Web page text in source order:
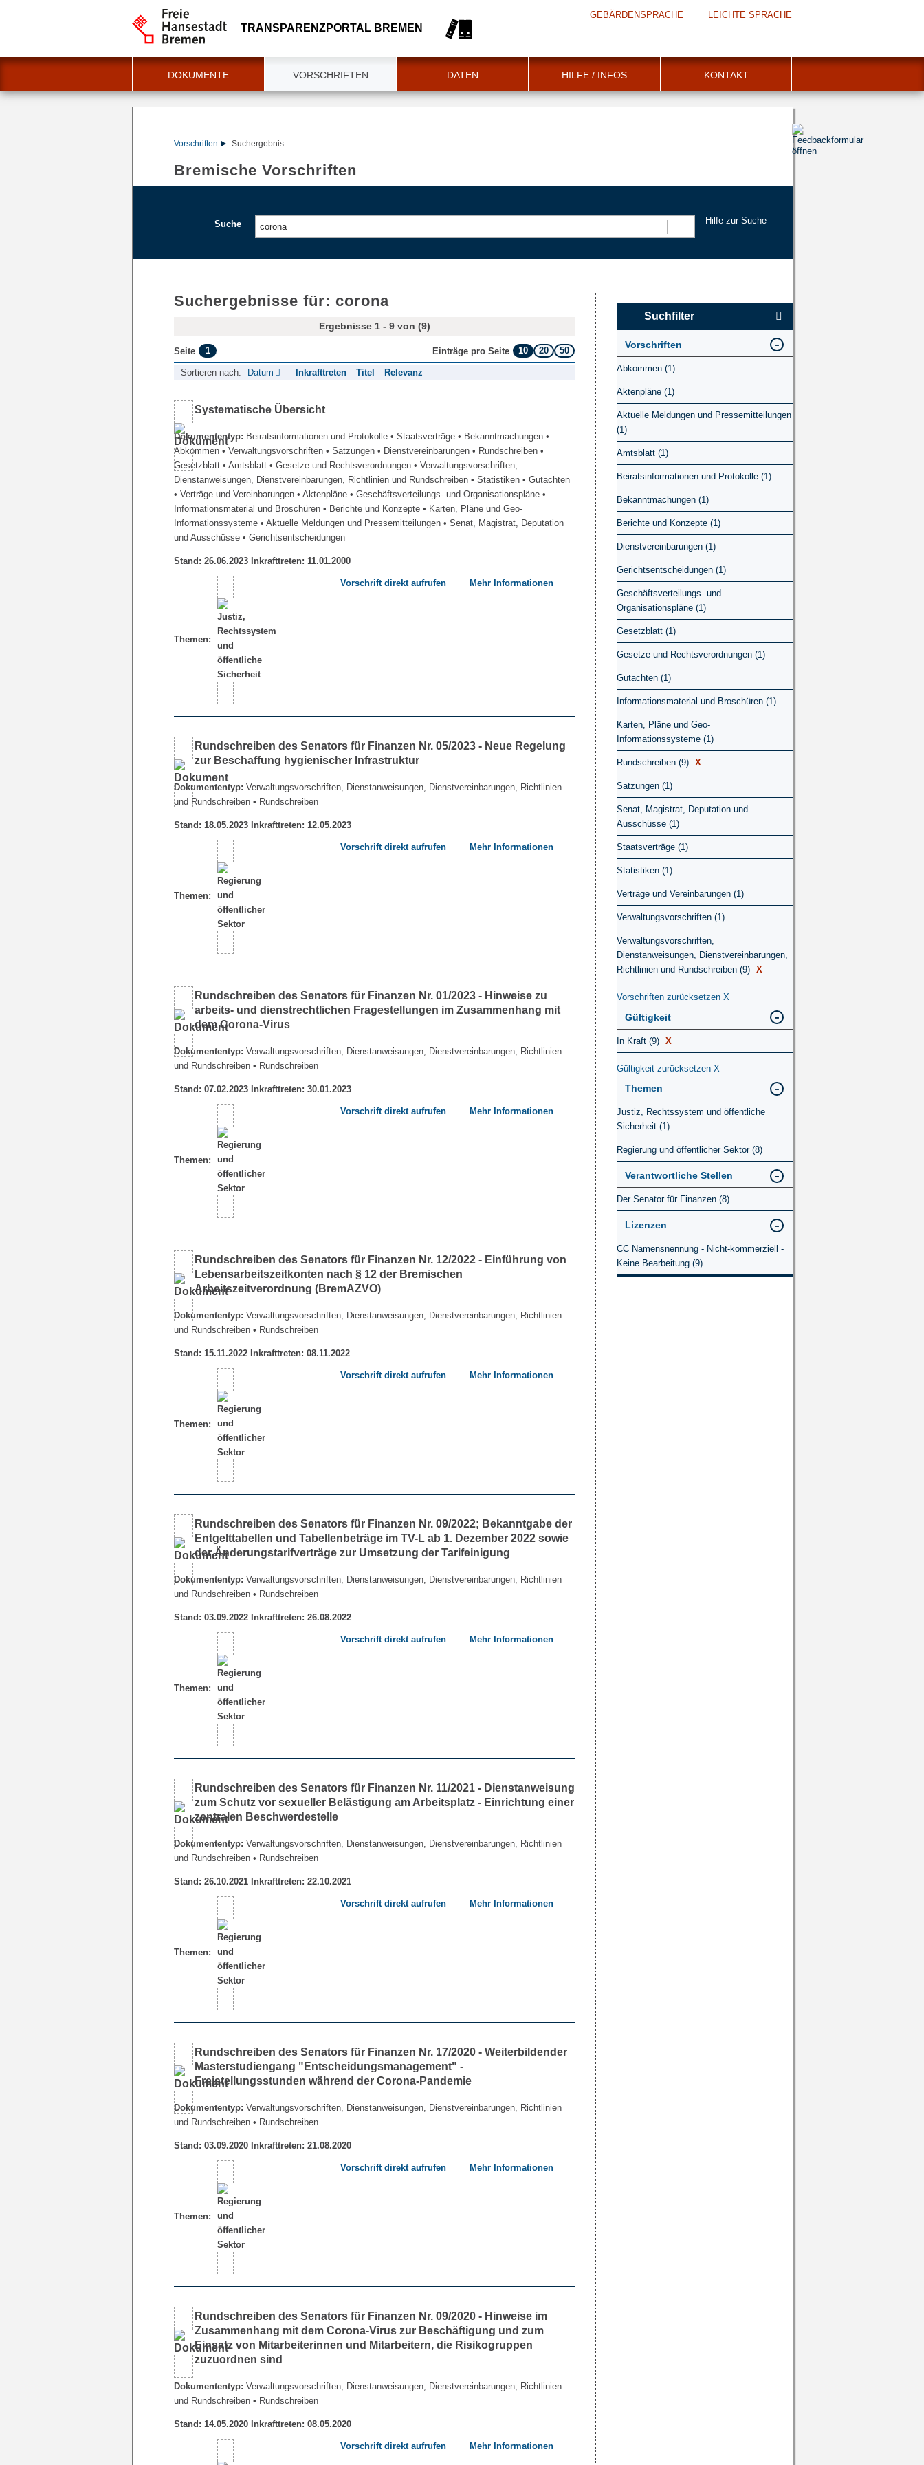
TRANSPARENZPORTAL BREMEN
GEBÄRDENSPRACHE LEICHTE SPRACHE
DOKUMENTE VORSCHRIFTEN DATEN HILFE / INFOS KONTAKT
Vorschriften Suchergebnis
Bremische Vorschriften
Suche
Hilfe zur Suche
Suchergebnisse für: corona
Ergebnisse 1 - 9 von (9)
Seite 1 Einträge pro Seite 10 20 50
Sortieren nach: Datum Inkrafttreten Titel Relevanz
Systematische Übersicht
Dokumententyp: Beiratsinformationen und Protokolle • Staatsverträge • Bekanntmachungen •
Abkommen • Verwaltungsvorschriften • Satzungen • Dienstvereinbarungen • Rundschreiben •
Gesetzblatt • Amtsblatt • Gesetze und Rechtsverordnungen • Verwaltungsvorschriften,
Dienstanweisungen, Dienstvereinbarungen, Richtlinien und Rundschreiben • Statistiken • Gutachten
• Verträge und Vereinbarungen • Aktenpläne • Geschäftsverteilungs- und Organisationspläne •
Informationsmaterial und Broschüren • Berichte und Konzepte • Karten, Pläne und Geo-
Informationssysteme • Aktuelle Meldungen und Pressemitteilungen • Senat, Magistrat, Deputation
und Ausschüsse • Gerichtsentscheidungen
Stand: 26.06.2023 Inkrafttreten: 11.01.2000
Themen:
Vorschrift direkt aufrufen Mehr Informationen
Rundschreiben des Senators für Finanzen Nr. 05/2023 - Neue Regelung
zur Beschaffung hygienischer Infrastruktur
Dokumententyp: Verwaltungsvorschriften, Dienstanweisungen, Dienstvereinbarungen, Richtlinien
und Rundschreiben • Rundschreiben
Stand: 18.05.2023 Inkrafttreten: 12.05.2023
Themen:
Vorschrift direkt aufrufen Mehr Informationen
Rundschreiben des Senators für Finanzen Nr. 01/2023 - Hinweise zu
arbeits- und dienstrechtlichen Fragestellungen im Zusammenhang mit
dem Corona-Virus
Dokumententyp: Verwaltungsvorschriften, Dienstanweisungen, Dienstvereinbarungen, Richtlinien
und Rundschreiben • Rundschreiben
Stand: 07.02.2023 Inkrafttreten: 30.01.2023
Themen:
Vorschrift direkt aufrufen Mehr Informationen
Rundschreiben des Senators für Finanzen Nr. 12/2022 - Einführung von
Lebensarbeitszeitkonten nach § 12 der Bremischen
Arbeitszeitverordnung (BremAZVO)
Dokumententyp: Verwaltungsvorschriften, Dienstanweisungen, Dienstvereinbarungen, Richtlinien
und Rundschreiben • Rundschreiben
Stand: 15.11.2022 Inkrafttreten: 08.11.2022
Themen:
Vorschrift direkt aufrufen Mehr Informationen
Rundschreiben des Senators für Finanzen Nr. 09/2022; Bekanntgabe der
Entgelttabellen und Tabellenbeträge im TV-L ab 1. Dezember 2022 sowie
der Änderungstarifverträge zur Umsetzung der Tarifeinigung
Dokumententyp: Verwaltungsvorschriften, Dienstanweisungen, Dienstvereinbarungen, Richtlinien
und Rundschreiben • Rundschreiben
Stand: 03.09.2022 Inkrafttreten: 26.08.2022
Themen:
Vorschrift direkt aufrufen Mehr Informationen
Rundschreiben des Senators für Finanzen Nr. 11/2021 - Dienstanweisung
zum Schutz vor sexueller Belästigung am Arbeitsplatz - Einrichtung einer
zentralen Beschwerdestelle
Dokumententyp: Verwaltungsvorschriften, Dienstanweisungen, Dienstvereinbarungen, Richtlinien
und Rundschreiben • Rundschreiben
Stand: 26.10.2021 Inkrafttreten: 22.10.2021
Themen:
Vorschrift direkt aufrufen Mehr Informationen
Rundschreiben des Senators für Finanzen Nr. 17/2020 - Weiterbildender
Masterstudiengang "Entscheidungsmanagement" -
Freistellungsstunden während der Corona-Pandemie
Dokumententyp: Verwaltungsvorschriften, Dienstanweisungen, Dienstvereinbarungen, Richtlinien
und Rundschreiben • Rundschreiben
Stand: 03.09.2020 Inkrafttreten: 21.08.2020
Themen:
Vorschrift direkt aufrufen Mehr Informationen
Rundschreiben des Senators für Finanzen Nr. 09/2020 - Hinweise im
Zusammenhang mit dem Corona-Virus zur Beschäftigung und zum
Einsatz von Mitarbeiterinnen und Mitarbeitern, die Risikogruppen
zuzuordnen sind
Dokumententyp: Verwaltungsvorschriften, Dienstanweisungen, Dienstvereinbarungen, Richtlinien
und Rundschreiben • Rundschreiben
Stand: 14.05.2020 Inkrafttreten: 08.05.2020
Vorschrift direkt aufrufen Mehr Informationen
Suchfilter
Vorschriften
Abkommen (1)
Aktenpläne (1)
Aktuelle Meldungen und Pressemitteilungen
(1)
Amtsblatt (1)
Beiratsinformationen und Protokolle (1)
Bekanntmachungen (1)
Berichte und Konzepte (1)
Dienstvereinbarungen (1)
Gerichtsentscheidungen (1)
Geschäftsverteilungs- und
Organisationspläne (1)
Gesetzblatt (1)
Gesetze und Rechtsverordnungen (1)
Gutachten (1)
Informationsmaterial und Broschüren (1)
Karten, Pläne und Geo-
Informationssysteme (1)
Rundschreiben (9) X
Satzungen (1)
Senat, Magistrat, Deputation und
Ausschüsse (1)
Staatsverträge (1)
Statistiken (1)
Verträge und Vereinbarungen (1)
Verwaltungsvorschriften (1)
Verwaltungsvorschriften,
Dienstanweisungen, Dienstvereinbarungen,
Richtlinien und Rundschreiben (9) X
Vorschriften zurücksetzen X
Gültigkeit
In Kraft (9) X
Gültigkeit zurücksetzen X
Themen
Justiz, Rechtssystem und öffentliche
Sicherheit (1)
Regierung und öffentlicher Sektor (8)
Verantwortliche Stellen
Der Senator für Finanzen (8)
Lizenzen
CC Namensnennung - Nicht-kommerziell -
Keine Bearbeitung (9)